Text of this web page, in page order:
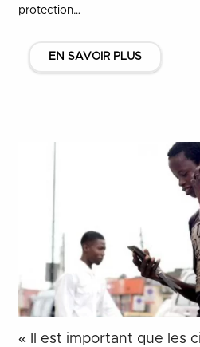
protection…
EN SAVOIR PLUS
« Il est important que les